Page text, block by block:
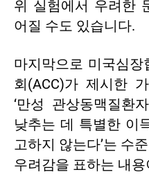
위 실험에서 우려한
어질 수도 있습니다.
마지막으로 미국심
회(ACC)가 제시한
‘만성 관상동맥질환
낮추는 데 특별한 이
고하지 않는다’는 수
우려감을 표하는 내